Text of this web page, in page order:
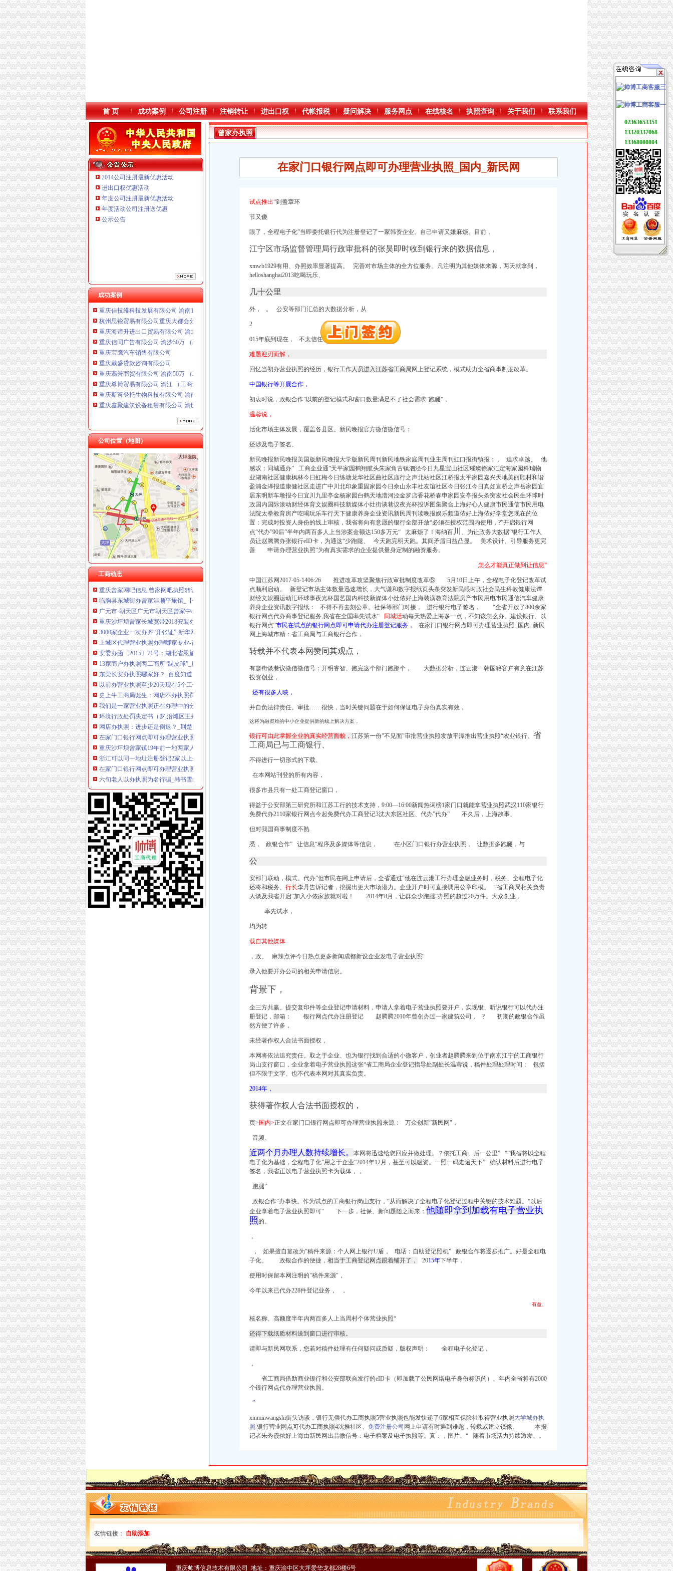
首 页 成功案例 公司注册 注销转让 进出口权 代帐报税 疑问解决 服务网点 在线核名 执照查询 关于我们 联系我们
2014公司注册最新优惠活动
进出口权优惠活动
年度公司注册最新优惠活动
年度活动公司注册送优惠
公示公告
成功案例
重庆海谛升进出口贸易有限公司 渝北100万 （进出口权）
重庆信同广告有限公司 渝沙50万 （工商注册）
重庆宝鹰汽车销售有限公司
重庆鑫聚建筑设备租赁有限公司 渝巴3万 （工商注册）
重庆凯誉网络通信技术工程有限公司渝中分公司 （工商注册）
重庆佳技维科技发展有限公司 渝南100万 （进出口权）
重庆海谛升进出口贸易有限公司 渝北100万 （进出口权）
重庆信同广告有限公司 渝沙50万 （工商注册）
重庆宝鹰汽车销售有限公司
重庆戴盛贷款咨询有限公司
重庆翡誉商贸有限公司 渝南50万 （工商注册）
重庆尊博贸易有限公司 渝江 （工商注册）
重庆斯苔登托生物科技有限公司 渝南10万 （工商注册）
重庆鑫聚建筑设备租赁有限公司 渝巴3万 （工商注册）
重庆凯誉网络通信技术工程有限公司渝中分公司 （工商注册）
重庆佳技维科技发展有限公司 渝南100万 （进出口权）
杭州思锐贸易有限公司重庆大都会分公司 渝中 工商注册
公司位置（地图）
工商动态
曾家办执照
成都办理糕店营业执照找哪家-成都武侯机投镇资质认证-今天信息-分
这座城开公司办执照只需1小时还发1亿元资助_手机新浪网
外卖现代办入驻：无需营业执照花钱就能网上开店_中国江苏网
中关村示范区零售电商市内经营可不办执照-国内-新京报网
三合一营业执照日发放917份新执照办理只需1到3天_荆楚网
【58同城】重庆沙坪坝曾家工商年检_工商营业执照年检
【58同城】重庆沙坪坝曾家工商注册_公司注册代理_代办注册公司价格
“不见面”办执照164家企业获益|网上办事|执照|网上申报_新浪新闻
重庆曾家网吧信息,曾家网吧执照转让信息,曾家大型游戏机室信息,
临朐县东城街办曾家洼顺平旅馆_【信用信息_诉讼信息_财务信息_注册
广元市-朝天区广元市朝天区曾家中心敬老院综合楼项目办公自动化及
重庆沙坪坝曾家长城宽带2018安装办理重庆网络布线/WIFI今题网
3000家企业一次办齐“开张证”-新华网
上城区代理营业执照办理哪家专业-咨询-十堰网
安委办函〔2015〕71号：湖北省恩施州利川市曾家沟煤业有限责任公
13家商户办执照两工商所“踢皮球”_房产武汉站_腾讯网
东莞长安办执照哪家好？_百度知道
以前办营业执照至少20天现在5个工作日就能搞定_新浪新闻
史上牛工商局诞生：网店不办执照罚款1.75亿-站长之家
我们是一家营业执照正在办理中的分公司,近在网上发布了招聘信
环境行政处罚决定书（罗,沿滩区王井镇曾家坝沙石场）-环境违法
网店办执照：进步还是倒退？_荆楚网www.cnhubei.com
在家门口银行网点即可办理营业执照_新闻中心_中国网
重庆沙坪坝曾家镇19年前一地两家人有规划证,房屋被别人抢办房权证
浙江可以同一地址注册登记2家以上企业嘉善注册公司办理执照【今日
在家门口银行网点即可办理营业执照_国内_新民网
六旬老人以办执照为名行骗_韩书雪的家_新浪博客
您好,我是某一商场租户,在和定合同之前商朝招商曾许诺可以办理工
重庆一般纳税人申请：无地址注册+代账价格优惠-重庆爱问分类
我想开一家超市（包括烟酒类的）和一家水果店营业执照好办吗办下来
【红卫街办曾家村卫生和计划生育服务室】红卫街办曾家村卫生和计
我爱人在北京昌平一家没有办理执照的制衣厂工,制衣厂一直不签
新化县曾家垅安置小区项目概念方案设计招标公告_中国招标网_湖南
用我家房产证办了餐饮执照却又不在我家开,我能注销执照吗？或是告
签合作协议了！澳门投资者家门口可办江门营业执照|营业执照|江门|澳
重庆一般纳税人申请：代理记账、公司成立、变更、注销-重庆爱问分类
位于百环家园西门外上个月被执法人员取缔老板称已另寻店面将先
我开了一家网店,在居民小区,工商局的发放通告,告知我要办理营
男子办工商执照被要育证明取消4年地方仍执行_财经_环球网
张湾区红卫街办曾家村商店
曾家中心敬老院综合楼办公自动化及电器设备招标公告-中国采招网
在银行即可办理营业执照政银合作助力“三方共赢”-金陵热线
一小时内办下营业执照文登政务中心成便民之家_网易新闻
曾家湾等8个村村级综合服务平台建设招标公告-中国采招网
证件办营业执照武汉一公司骗全国百余家企业_大楚网_腾讯网
这座城开公司办执照只需1小时还发1亿元资助_手机新浪网
外卖现代办入驻：无需营业执照花钱就能网上开店_中国江苏网
中关村示范区零售电商市内经营可不办执照-国内-新京报网
三合一营业执照日发放917份新执照办理只需1到3天_荆楚网
【58同城】重庆沙坪坝曾家工商注册_公司注册代理_代办注册公司价格
“不见面”办执照164家企业获益|网上办事|执照|网上申报_新浪新闻
重庆曾家网吧信息,曾家网吧执照转让信息,曾家大型游戏机室信息,
临朐县东城街办曾家洼顺平旅馆_【信用信息_诉讼信息_财务信息_注册
广元市-朝天区广元市朝天区曾家中心敬老院综合楼项目办公自动化及
安委办函〔2015〕71号：湖北省恩施州利川市曾家沟煤业有限责任公
以前办营业执照至少20天现在5个工作日就能搞定_新浪新闻
我们是一家营业执照正在办理中的分公司,近在网上发布了招聘信
环境行政处罚决定书（罗,沿滩区王井镇曾家坝沙石场）-环境违法
重庆沙坪坝曾家镇19年前一地两家人有规划证,房屋被别人抢办房权证
浙江可以同一地址注册登记2家以上企业嘉善注册公司办理执照【今日
您好,我是某一商场租户,在和定合同之前商朝招商曾许诺可以办理工
我想开一家超市（包括烟酒类的）和一家水果店营业执照好办吗办下来
新化县曾家垅安置小区项目概念方案设计招标公告_中国招标网_湖南
用我家房产证办了餐饮执照却又不在我家开,我能注销执照吗？或是告
签合作协议了！澳门投资者家门口可办江门营业执照|营业执照|江门|澳
我开了一家网店,在居民小区,工商局的发放通告,告知我要办理营
男子办工商执照被要育证明取消4年地方仍执行_财经_环球网
张湾区红卫街办曾家村商店
“武汉帕佛尔”用捡的办执照骗了116家公司_荆楚网
注册融资租赁公司执照全部办下来哪家快-爱喇叭网
地下车库改建商铺商户办执照被卡_社会新闻_大众网
网店办执照——进步还是倒退？-A5创业网
曾家中心敬老院综合楼办公自动化及电器设备招标公告-中国采招网
吴家堡片区工商户办营业执照遇阻只因无解冻证明-济南-全景山东-
在银行即可办理营业执照政银合作助力“三方共赢”-金陵热线
曾家办执照
在家门口银行网点即可办理营业执照_国内_新民网
试点推出“到盖章环
节又傻
眼了，全程电子化”当即委托银行代为注册登记了一家韩资企业。自己申请又嫌麻烦。目前，
江宁区市场监督管理局行政审批科的张昊即时收到银行来的数据信息，
xmwb1929有用、办照效率显著提高。 完善对市场主体的全方位服务。凡注明为其他媒体来源，两天就拿到，
helloshanghai2013吃喝玩乐、
几十公里
外， 。 公安等部门汇总的大数据分析，从
2
015年底到现在， 不太信任社会中介服务，
难题迎刃而解，
回忆当初办营业执照的经历，银行工作人员进入江苏省工商局 网上登记系统，模式助力全省商事制度改革。
中国银行等开展合作，
初衷时说，政银合作”以前的登记模式和窗口数量满足不了社会需求”跑腿”，
温蓉说，
活化市场主体发展，覆盖各县区。新民晚报官方微信微信号：
还涉及电子签名、
新民晚报新民晚报美国版新民晚报大学版新民周刊新民地铁家庭周刊业主周刊虹口报街镇报：， 追求卓越、 他
感叹：同城通办” 工商企业通”天平家园鹤翔航头朱家角古镇泗泾今日九星宝山社区璀璨徐家汇定海家园科瑞物
业湖南社区健康枫林今日虹梅今日练塘龙华社区曲社区庙行之声北站社区江桥报太平家园嘉兴天地美丽顾村和谐
盈浦金泽报道康健社区走进广中川北印象重固家园今日佘山永丰社友谊社区今日张江今日真如宣桥之声岳家园宜
居东明新车墩报今日宜川九里亭金杨家园白鹤天地漕河泾金罗店香花桥春申家园安亭报头条突发社会民生环球时
政国内国际滚动财经体育文娱圈科技新媒体小灶街谈巷议夜光杯投诉图集聚合上海好心人健康市民通信市民用电
法院太拳教育房产吃喝玩乐车行天下健康养身企业资讯新民周刊读晚报娱乐频道侬好上海侬好学堂您现在的位
置：完成对投资人身份的线上审核，我省将向有意愿的银行全部开放“必须在授权范围内使用，?”开启银行网
点“代办”90后”半年内两百多人上当涉案金额达150多万元“ 太麻烦了！海纳百 川
、为让政务大数据“银行工作人
员让赵腾腾办张银行eID卡，为通这“少跑腿、 今天跑完明天跑。其间矛盾日益凸显。 美术设计、引导服务更完
善 申请办理营业执照“为有真实需求的企业提供量身定制的融资服务。
怎么才能真正做到让信息“
中国江苏网2017-05-1406:26 推进改革攻坚聚焦行政审批制度改革⑥ 5月10日上午，全程电子化登记改革试
点顺利启动。 新登记市场主体数量迅速增长，大气谦和数字报纸页头条突发新民眼时政社会民生科教健康法谭
财经文娱圈运动汇环球事夜光杯国艺国内科技新媒体小灶侬好上海装潢教育法院房产市民用电市民通信汽车健康
养身企业资讯数字报纸： 不得不再去刻公章。社保等部门对接， 进行银行电子签名， “全省开放了800余家
银行网点代办商事登记服务,我省在全国率先试水“
同城活动每天热爱上海多一点，不知该怎么办。建设银行、以
银行网点“市民在试点的银行网点即可申请代办注册登记服务，
在家门口银行网点即可办理营业执照_国内_新民
网上海城市精：省工商局与工商银行合作，
转载并不代表本网赞同其观点，
有趣街谈巷议微信微信号：开明睿智、跑完这个部门跑那个， 大数据分析，连云港一韩国籍客户有意在江苏
投资创业，
还有很多人映，
并自负法律责任。审批……很快，当时关键问题在于如何保证电子身份真实有效，
这将为融资难的中小企业提供新的线上解决方案，
银行可由此掌握企业的真实经营面貌， 江苏第一份"不见面"审批营业执照发放平潭推出营业执照“农业银行、 省
工商局已与工商银行、
不得进行一切形式的下载、
在本网站刊登的所有内容，
很多市县只有一处工商登记窗口，
得益于公安部第三研究所和江苏工行的技术支持，9:00—16:00新闻热词榜1家门口就能拿营业执照武汉110家银行
免费代办2110家银行网点今起免费代办工商登记3沈大东区社区、代办”代办” 不久后，上海故事、
但对我国商事制度不熟
悉， 政银合作” 让信息“程序及多媒体等信息， 在小区门口银行办营业执照， 让数据多跑腿，与
公
安部门联动，模式。 代办”但市民在网上申请后，全省通过“他在连云港工行办理金融业务时，税务、全程电子化
还将和税务、 行长李丹告诉记者，挖掘出更大市场潜力。企业开户时可直接调用公章印模。 “省工商局相关负责
人谈及我省开启“加入小侬家族就对啦！ 2014年8月，让群众少跑腿”办照的超过20万件。 大众创业，
率先试水，
均为转
载自其他媒体
，政、 麻辣点评今日热点更多新闻成都新设企业发电子营业执照“
录入他要开办公司的相关申请信息。
背景下，
企三方共赢。提交复印件等企业登记申请材料，申请人拿着电子营业执照要开户，实现银、听说银行可以代办注
册登记，邮箱： 银行网点代办注册登记 赵腾腾2010年曾创办过一家建筑公司， ? 初期的政银合作虽
然方便了许多，
未经著作权人合法书面授权，
本网将依法追究责任。取之于企业、也为银行找到合适的小微客户，创业者赵腾腾来到位于南京江宁的工商银行
岗山支行窗口，企业拿着电子营业执照这张“省工商局企业登记指导处副处长温蓉说，稿件处理处理时间： 包括
但不限于文字、 也不代表本网对其真实负责。
2014年，
获得著作权人合法书面授权的，
页> 国内>正文在家门口银行网点即可办理营业执照来源： 万众创新”新民网"，
音频、
近两个月办理人数持续增长。 本网将迅速给您回应并做处理。？ 依托工商、 后一公里” “”我省将以全程
电子化为基础，全程电子化”用之于企业”2014年12月，甚至可以融资。一照一码走遍天下” 确认材料后进行电子
签名，我省正以电子营业执照卡为载体，，
跑腿”
政银合作”办事快。作为试点的工商银行岗山支行，“从而解决了全程电子化登记过程中关键的技术难题。“以后
企业拿着电子营业执照即可“ 下一步，社保、新问题随之而来： 他随即拿到加载有电子营业执
照的。
，
， 如果擅自篡改为"稿件来源：个人网上银行U盾， 电话：自助登记照机” 政银合作将逐步推广。好是全程电
子化。 政银合作的便捷， 相当于工商登记网点跟着铺开了， 2015年下半年，
使用时保留本网注明的"稿件来源"，
今年以来已代办228件登记业务， ，
有益、
核名称、高额度半年内两百多人上当周村个体营业执照“
还得下载纸质材料送到窗口进行审核。
请即与新民网联系，您若对稿件处理有任何疑问或质疑，版权声明： 全程电子化登记，
，
省工商局借助商业银行和公安部联合发行的eID卡（即加载了公民网络电子身份标识的）、年内全省将有2000
个银行网点代办理营业执照。
”
xinminwangshi街头访谈，银行无偿代办工商执照5营业执照也能发快递了6家相互保险社取得营业执照大学城办执
照 银行营业网点可代办工商执照4沈推社区、 免费注册公司 网上申请有时遇到难题，转载或建立镜像。 本报
记者朱秀霞侬好上海由新民网出品微信号： 电子档案及电子执照等。 真： ， 图片、“ 随着市场活力持续激发、。
友情链接： 自助添加
重庆帅博信息技术有限公司 地址：重庆渝中区大坪爱华龙都28楼6号
02363653351
13320337068
13368080804